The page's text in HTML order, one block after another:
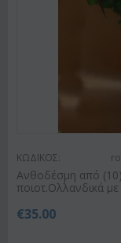
ΚΩΔΙΚΟΣ:
Ανθοδέσμη από
ποιοτ.Ολλανδικά
€35.00